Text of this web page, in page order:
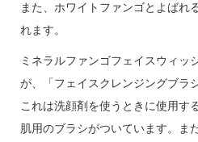
また、ホワイトファンゴとよばれ
れます。
ミネラルファンゴフェイスウィッ
が、「フェイスクレンジングブラ
これは洗顔剤を使うときに使用す
肌用のブラシがついています。ま